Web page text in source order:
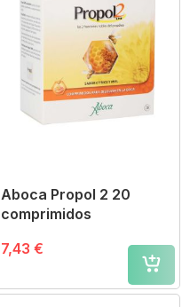
Aboca Propol 2 20
comprimidos
7,43 €